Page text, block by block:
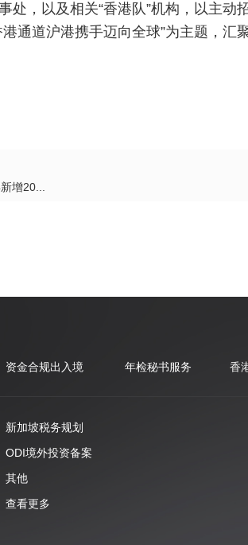
，以及相关“香港队”机构，以主动
通道沪港携手迈向全球”为主题，
增20...
资金合规出入境
新加坡税务规划
ODI境外投资备案
其他
查看更多
年检秘书服务 香